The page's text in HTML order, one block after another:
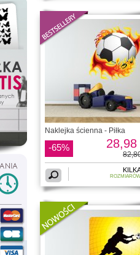
Naklejka ścienna - Piłka
-65% 28,98